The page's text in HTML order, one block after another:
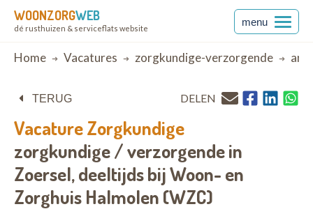
WOONZORGWEB
dé rusthuizen & serviceflats website
menu
Breadcrumb
Home Vacatures zorgkundige-verzorgende
TERUG DELEN
VacatureZorgkundige
zorgkundige / verzorgende in
Zoersel,deeltijds bijWoon- en
Zorghuis Halmolen (WZC)